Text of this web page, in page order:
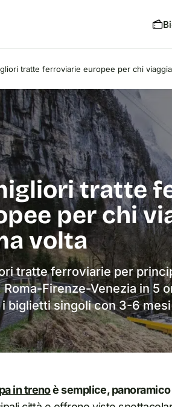
tratte ferroviarie europee per chi
tratte
per chi
volta
tratte ferroviarie per
Roma-Firenze-Venezia in 5
i biglietti singoli con 3-6
in trenoè semplice,